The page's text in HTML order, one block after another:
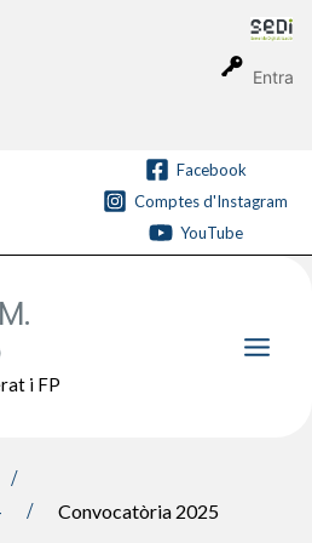
Entra
Facebook
Comptes d'Instagram
YouTube
i FP
Convocatòria 2025